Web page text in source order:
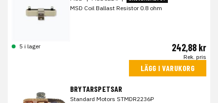
MSD Coil Ballast Resistor 0.8 ohm
5 i lager 242,88 kr
Rek. pris
LÄGG I VARUKORG
BRYTARSPETSAR
Standard Motors STMDR2236P